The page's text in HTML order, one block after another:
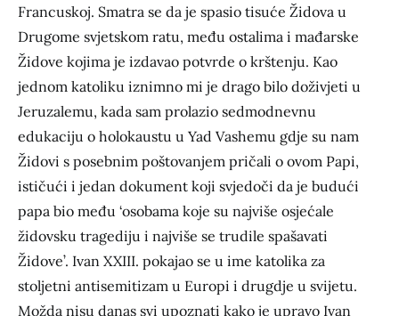
Francuskoj. Smatra se da je spasio tisuće Židova u
Drugome svjetskom ratu, među ostalima i mađarske
Židove kojima je izdavao potvrde o krštenju. Kao
jednom katoliku iznimno mi je drago bilo doživjeti u
Jeruzalemu, kada sam prolazio sedmodnevnu
edukaciju o holokaustu u Yad Vashemu gdje su nam
Židovi s posebnim poštovanjem pričali o ovom Papi,
ističući i jedan dokument koji svjedoči da je budući
papa bio među ‘osobama koje su najviše osjećale
židovsku tragediju i najviše se trudile spašavati
Židove’. Ivan XXIII. pokajao se u ime katolika za
stoljetni antisemitizam u Europi i drugdje u svijetu.
Možda nisu danas svi upoznati kako je upravo Ivan